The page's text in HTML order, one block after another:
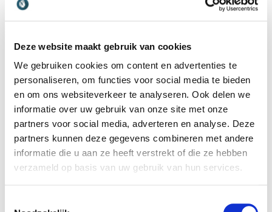
Deze website maakt gebruik van cookies
We gebruiken cookies om content en advertenties te
personaliseren, om functies voor social media te bieden
en om ons websiteverkeer te analyseren. Ook delen we
informatie over uw gebruik van onze site met onze
partners voor social media, adverteren en analyse. Deze
partners kunnen deze gegevens combineren met andere
informatie die u aan ze heeft verstrekt of die ze hebben
verzameld op basis van uw gebruik van hun services.
5
Lars is een jonge, enthousiaste en ambitieuze
presentator. Hij houdt van het podium, of dat nu een
denkt hij mee en schakelt hij snel, waardoor hij meer is
dan alleen degene die het aan elkaar praat. Op 7DTV
presenteert hij Timeline, een programma waarin hij de
wereld van marketing en media verkent, maar ook
onderwerpen als ondernemerschap, duurzaamheid,
kunst en cultuur niet schuwt. En als hij ergens nog
niet thuis is, duikt hij erin tot hij dat wel is. Naast zijn
dynamiek, humor en professionaliteit waardeer ik dat
hij openstaat om te leren. Die flexibiliteit en
leergierigheid zorgen ervoor dat hij iedere dag beter
wordt.
genomineerd Dagvoorzitter van het Jaar